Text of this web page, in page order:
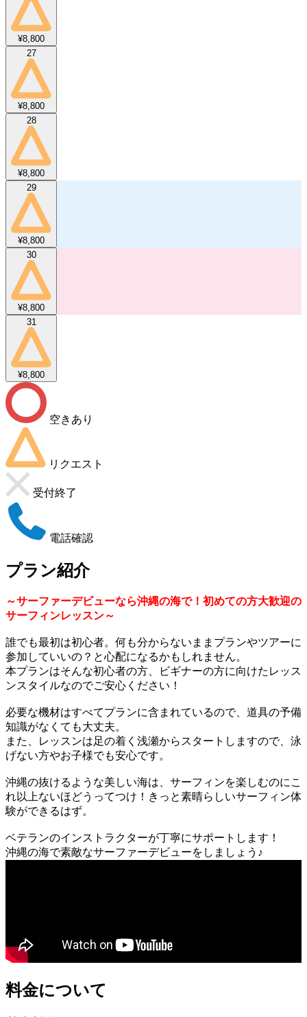
¥8,800
27
¥8,800
28
¥8,800
29
¥8,800
30
¥8,800
31
¥8,800
空きあり
リクエスト
受付終了
電話確認
プラン紹介
～サーファーデビューなら沖縄の海で！初めての方大歓迎の
サーフィンレッスン～
誰でも最初は初心者。何も分からないままプランやツアーに
参加していいの？と心配になるかもしれません。
本プランはそんな初心者の方、ビギナーの方に向けたレッス
ンスタイルなのでご安心ください！
必要な機材はすべてプランに含まれているので、道具の予備
知識がなくても大丈夫。
また、レッスンは足の着く浅瀬からスタートしますので、泳
げない方やお子様でも安心です。
沖縄の抜けるような美しい海は、サーフィンを楽しむのにこ
れ以上ないほどうってつけ！きっと素晴らしいサーフィン体
験ができるはず。
ベテランのインストラクターが丁寧にサポートします！
沖縄の海で素敵なサーファーデビューをしましょう♪
料金について